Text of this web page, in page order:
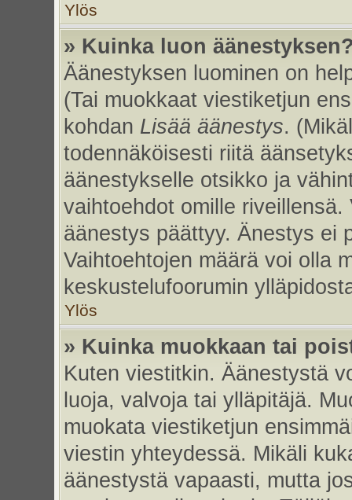
Ylös
» Kuinka luon
Äänestyksen luominen on
(Tai muokkaat viestiketjun
kohdan Lisää äänestys.
todennäköisesti riitä
äänestykselle otsikko ja
vaihtoehdot omille
äänestys päättyy. Änestys ei
Vaihtoehtojen määrä voi olla
keskustelufoorumin
Ylös
» Kuinka muokkaan tai
Kuten viestitkin. Äänestystä
luoja, valvoja tai ylläpitäjä.
muokata viestiketjun
viestin yhteydessä. Mikäli
äänestystä vapaasti, mutta